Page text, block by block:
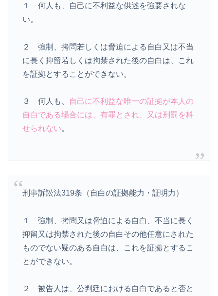
１ 何人も、自己に不利益な供述を強要されな
い。
２ 強制、拷問若しくは脅迫による自白又は不当
に長く抑留若しくは拘禁された後の自白は、これ
を証拠とすることができない。
３ 何人も、
自己に不利益な唯一の証拠が本人の
自白である場合には、有罪とされ、又は刑罰を科
せられない。
刑事訴訟法319条（自白の証拠能力・証明力）
１ 強制、拷問又は脅迫による自白、不当に長く
抑留又は拘禁された後の自白その他任意にされた
ものでない疑のある自白は、これを証拠とするこ
とができない。
２ 被告人は、公判廷における自白であると否と